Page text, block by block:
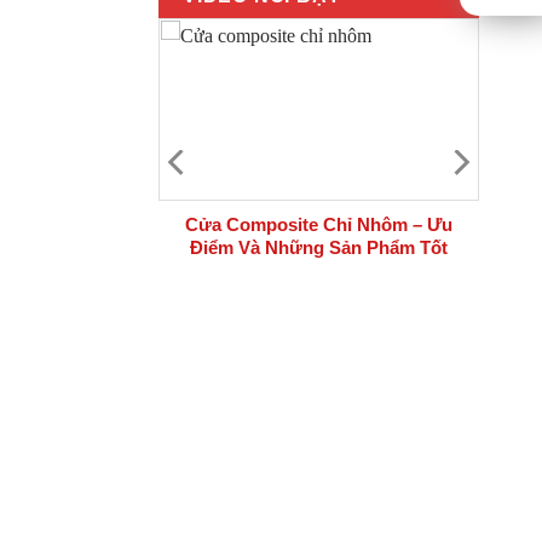
Cửa Composite Chỉ Nhôm – Ưu
Điểm Và Những Sản Phẩm Tốt